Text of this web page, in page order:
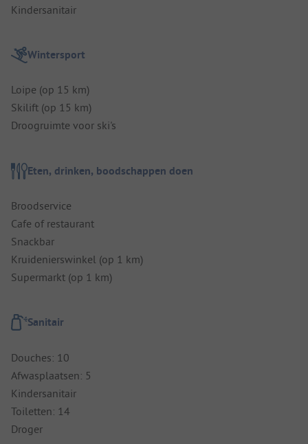
Kindersanitair
Wintersport
Loipe (op 15 km)
Skilift (op 15 km)
Droogruimte voor ski's
Eten, drinken, boodschappen doen
Broodservice
Cafe of restaurant
Snackbar
Kruidenierswinkel (op 1 km)
Supermarkt (op 1 km)
Sanitair
Douches: 10
Afwasplaatsen: 5
Kindersanitair
Toiletten: 14
Droger